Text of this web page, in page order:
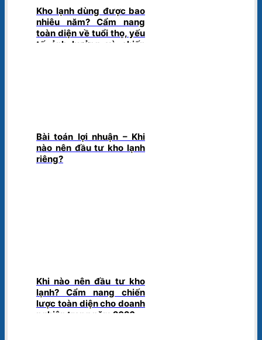
Kho lạnh dùng được bao
nhiêu năm? Cẩm nang
toàn diện về tuổi thọ, yếu
tố ảnh hưởng và chiến
Bài toán lợi nhuận – Khi
nào nên đầu tư kho lạnh
riêng?
Khi nào nên đầu tư kho
lạnh? Cẩm nang chiến
lược toàn diện cho doanh
nghiệp trong năm 2026